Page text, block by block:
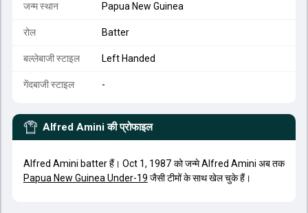
जन्म स्थान Papua New Guinea
रोल Batter
बल्लेबाजी स्टाइल Left Handed
गेंदबाजी स्टाइल -
Alfred Amini की प्रोफाइल
Alfred Amini batter हैं। Oct 1, 1987 को जन्मे Alfred Amini अब तक
Papua New Guinea Under-19 जैसी टीमों के साथ खेल चुके हैं।